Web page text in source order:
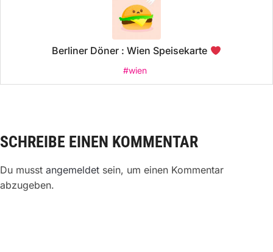
Berliner Döner : Wien Speisekarte
#wien
SCHREIBE EINEN KOMMENTAR
Du musst angemeldet sein, um einen Kommentar
abzugeben.